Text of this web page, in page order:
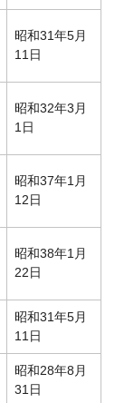
昭和31年5月
11日
昭和32年3月
1日
昭和37年1月
12日
昭和38年1月
22日
昭和31年5月
11日
昭和28年8月
31日